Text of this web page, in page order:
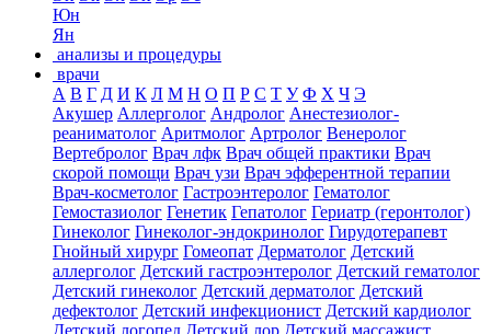
Юн
Ян
анализы и процедуры
врачи
А В Г Д И К Л М Н О П Р С Т У Ф Х Ч Э
Акушер Аллерголог Андролог Анестезиолог-
реаниматолог Аритмолог Артролог Венеролог
Вертебролог Врач лфк Врач общей практики Врач
скорой помощи Врач узи Врач эфферентной терапии
Врач-косметолог Гастроэнтеролог Гематолог
Гемостазиолог Генетик Гепатолог Гериатр (геронтолог)
Гинеколог Гинеколог-эндокринолог Гирудотерапевт
Гнойный хирург Гомеопат Дерматолог Детский
аллерголог Детский гастроэнтеролог Детский гематолог
Детский гинеколог Детский дерматолог Детский
дефектолог Детский инфекционист Детский кардиолог
Детский логопед Детский лор Детский массажист